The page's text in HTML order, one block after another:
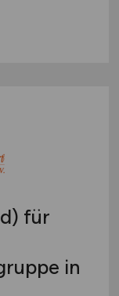
für
in